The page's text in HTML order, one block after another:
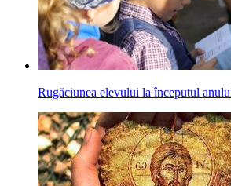
Rugăciunea elevului la începutul